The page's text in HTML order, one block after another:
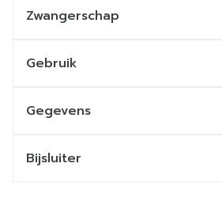
Zwangerschap
Gebruik
Gegevens
Bijsluiter